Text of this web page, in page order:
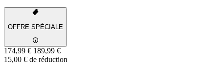
OFFRE SPÉCIALE
174,99 € 189,99 €
15,00 € de réduction